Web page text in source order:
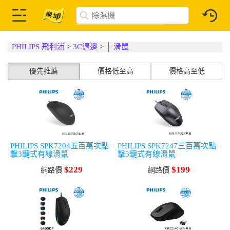
PHILIPS 飛利浦 >3C週邊 > ├ 滑鼠
優先推薦 價格低至高 價格高至低
PHILIPS SPK7204五百萬次點
擊3鍵式有線滑鼠
網路價 $229
PHILIPS SPK7247三百萬次點
擊3鍵式有線滑鼠
網路價 $199